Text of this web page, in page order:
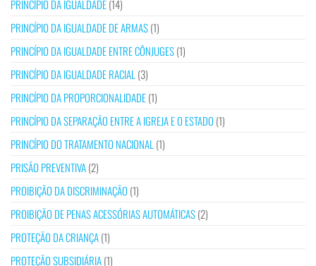
PRINCÍPIO DA IGUALDADE(14)
PRINCÍPIO DA IGUALDADE DE ARMAS(1)
PRINCÍPIO DA IGUALDADE ENTRE CÔNJUGES(1)
PRINCÍPIO DA IGUALDADE RACIAL (3)
PRINCÍPIO DA PROPORCIONALIDADE(1)
PRINCÍPIO DA SEPARAÇÃO ENTRE A IGREJA E O ESTADO (1)
PRINCÍPIO DO TRATAMENTO NACIONAL (1)
PRISÃO PREVENTIVA(2)
PROIBIÇÃO DA DISCRIMINAÇÃO (1)
PROIBIÇÃO DE PENAS ACESSÓRIAS AUTOMÁTICAS(2)
PROTEÇÃO DA CRIANÇA(1)
PROTEÇÃO SUBSIDIÁRIA(1)